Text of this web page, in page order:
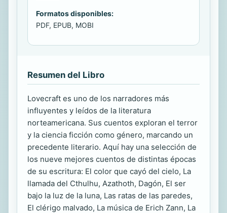
Formatos disponibles:
PDF, EPUB, MOBI
Resumen del Libro
Lovecraft es uno de los narradores más
influyentes y leídos de la literatura
norteamericana. Sus cuentos exploran el terror
y la ciencia ficción como género, marcando un
precedente literario. Aquí hay una selección de
los nueve mejores cuentos de distintas épocas
de su escritura: El color que cayó del cielo, La
llamada del Cthulhu, Azathoth, Dagón, El ser
bajo la luz de la luna, Las ratas de las paredes,
El clérigo malvado, La música de Erich Zann, La